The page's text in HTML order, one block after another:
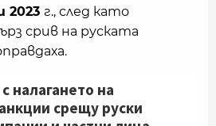
2023 г., след като
срив на руската